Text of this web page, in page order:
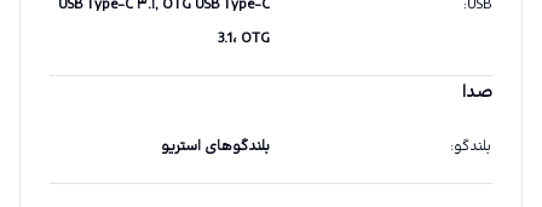
USB
:
USB Type-C ۳.۱, OTG USB Type-C
3.1، OTG
صدا
بلندگو: بلندگوهای استریو